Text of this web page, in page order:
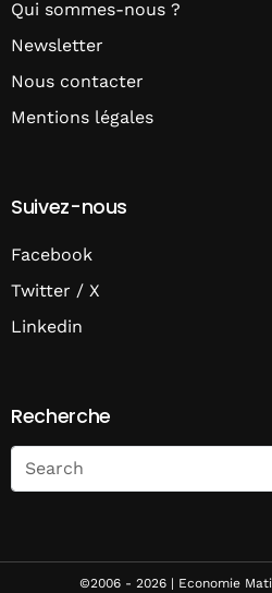
Qui sommes-nous ?
Newsletter
Nous contacter
Mentions légales
Suivez-nous
Facebook
Twitter / X
Linkedin
Recherche
Search
on
Economie
©2006 - 2026 | Economie